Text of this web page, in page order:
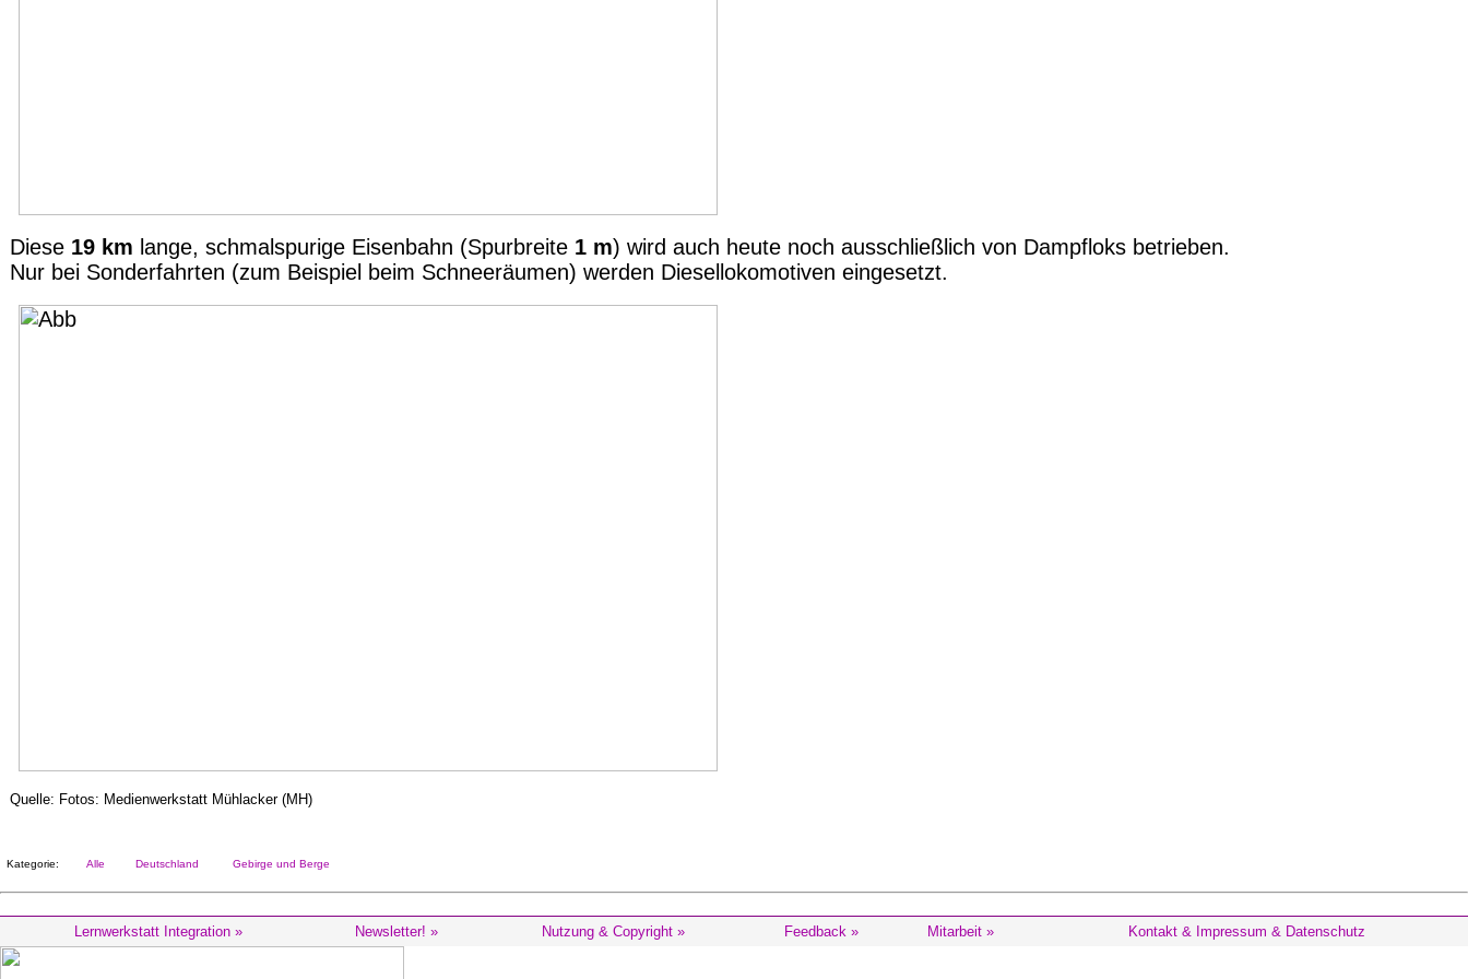
Diese 19 km lange, schmalspurige Eisenbahn (Spurbreite 1 m) wird auch heute noch ausschließlich von Dampfloks betrieben.
Nur bei Sonderfahrten (zum Beispiel beim Schneeräumen) werden Diesellokomotiven eingesetzt.
Quelle: Fotos: Medienwerkstatt Mühlacker (MH)
Kategorie: Alle Deutschland Gebirge und Berge
Lernwerkstatt Integration » Newsletter! » Nutzung & Copyright » Feedback » Mitarbeit » Kontakt & Impressum & Datenschutz